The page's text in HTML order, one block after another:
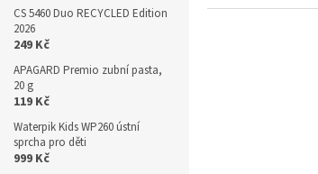
CS 5460 Duo RECYCLED Edition
2026
249 Kč
APAGARD Premio zubní pasta,
20 g
119 Kč
Waterpik Kids WP260 ústní
sprcha pro děti
999 Kč